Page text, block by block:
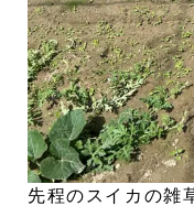
先程のスイカの雑